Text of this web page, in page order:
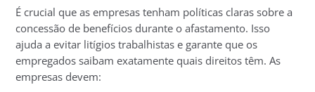
É crucial que as empresas tenham políticas claras sobre a
concessão de benefícios durante o afastamento. Isso
ajuda a evitar litígios trabalhistas e garante que os
empregados saibam exatamente quais direitos têm. As
empresas devem: